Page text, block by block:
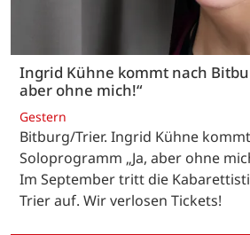
Ingrid Kühne kommt nach
aber ohne mich!“
Gestern
Bitburg/Trier. Ingrid Kühne
Soloprogramm „Ja, aber ohne
Im September tritt die
Trier auf. Wir verlosen Tickets!